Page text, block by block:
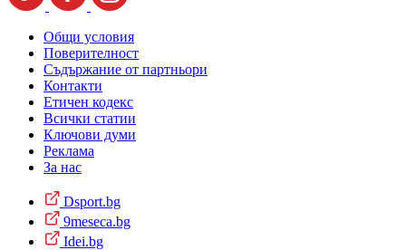
Общи условия
Поверителност
Съдържание от партньори
Контакти
Етичен кодекс
Всички статии
Ключови думи
Реклама
За нас
Dsport.bg
9meseca.bg
Idei.bg